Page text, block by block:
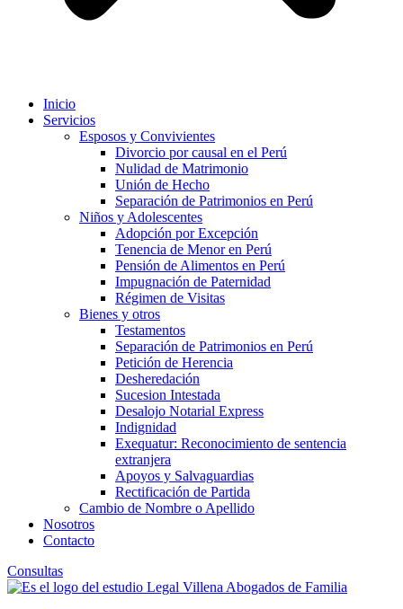
Inicio
Servicios
Esposos y Convivientes
Divorcio por causal en el Perú
Nulidad de Matrimonio
Unión de Hecho
Separación de Patrimonios en Perú
Niños y Adolescentes
Adopción por Excepción
Tenencia de Menor en Perú
Pensión de Alimentos en Perú
Impugnación de Paternidad
Régimen de Visitas
Bienes y otros
Testamentos
Separación de Patrimonios en Perú
Petición de Herencia
Desheredación
Sucesion Intestada
Desalojo Notarial Express
Indignidad
Exequatur: Reconocimiento de sentencia
extranjera
Apoyos y Salvaguardias
Rectificación de Partida
Cambio de Nombre o Apellido
Nosotros
Contacto
Consultas